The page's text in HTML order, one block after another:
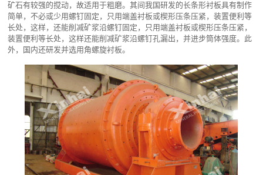
矿石有较强的搅动，故适用于粗磨。其间我国研发的长条形衬板具有制作
简单，不必或少用螺钉固定，只用端盖衬板或楔形压条压紧，装置便利等
长处，这样，还能削减矿浆沿螺钉固定，只用端盖衬板或楔形压条压紧，
装置便利等长处，这样还能削减矿浆沿螺钉孔漏出，并进步筒体强度。此
外，国内还研发并选用角螺旋衬板。